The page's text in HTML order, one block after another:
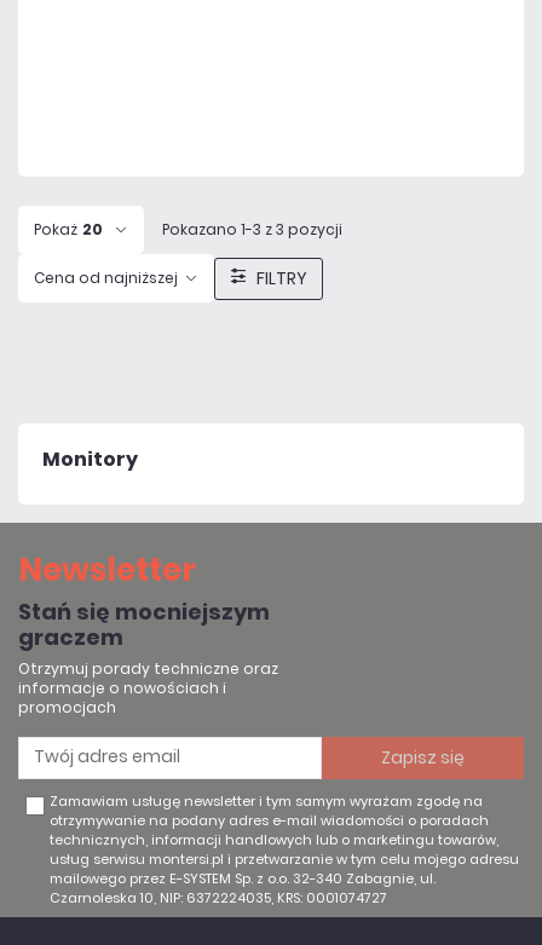
Pokaż 20 Pokazano 1-3 z 3 pozycji
Cena od najniższej FILTRY
Monitory
Newsletter
Stań się mocniejszym
graczem
Otrzymuj porady techniczne oraz
informacje o nowościach i
promocjach
Zamawiam usługę newsletter i tym samym wyrażam zgodę na
otrzymywanie na podany adres e-mail wiadomości o poradach
technicznych, informacji handlowych lub o marketingu towarów,
usług serwisu montersi.pl i przetwarzanie w tym celu mojego adresu
mailowego przez E-SYSTEM Sp. z o.o. 32-340 Zabagnie, ul.
Czarnoleska 10, NIP: 6372224035, KRS: 0001074727